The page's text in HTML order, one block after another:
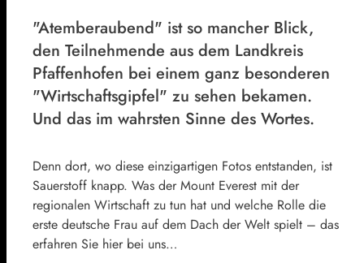
"Atemberaubend" ist so mancher Blick,
den Teilnehmende aus dem Landkreis
Pfaffenhofen bei einem ganz besonderen
"Wirtschaftsgipfel" zu sehen bekamen.
Und das im wahrsten Sinne des Wortes.
Denn dort, wo diese einzigartigen Fotos entstanden, ist
Sauerstoff knapp. Was der Mount Everest mit der
regionalen Wirtschaft zu tun hat und welche Rolle die
erste deutsche Frau auf dem Dach der Welt spielt – das
erfahren Sie hier bei uns…